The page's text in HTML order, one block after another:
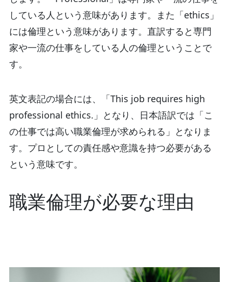
している人という意味があります。また「ethics」
には倫理という意味があります。直訳すると専門
家や一流の仕事をしている人の倫理ということで
す。
英文表記の場合には、「This job requires high
professional ethics.」となり、日本語訳では「こ
の仕事では高い職業倫理が求められる」となりま
す。プロとしての責任感や意識を持つ必要がある
という意味です。
職業倫理が必要な理由